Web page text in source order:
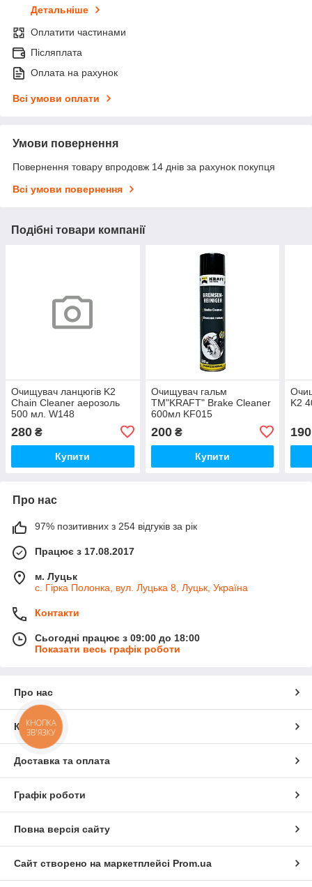
Детальніше
Оплатити частинами
Післяплата
Оплата на рахунок
Всі умови оплати
Умови повернення
Повернення товару впродовж 14 днів за рахунок покупця
Всі умови повернення
Подібні товари компанії
Очищувач ланцюгів K2
Chain Cleaner аерозоль
500 мл. W148
280 ₴
Купити
Очищувач гальм
ТМ"KRAFT" Brake Cleaner
600мл KF015
200₴
Купити
K2
190
Про нас
97% позитивних з 254 відгуків за рік
Працює з 17.08.2017
м. Луцьк
с. Гірка Полонка, вул. Луцька 8, Луцьк, Україна
Контакти
Сьогодні працює з 09:00 до 18:00
Показати весь графік роботи
Про нас
Контакти
Доставка та оплата
Графік роботи
Повна версія сайту
Сайт створено на маркетплейсі Prom.ua
КНОПКА
ЗВ'ЯЗКУ